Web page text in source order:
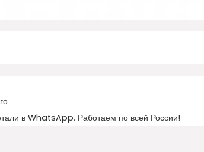
в WhatsApp. Работаем по всей России!